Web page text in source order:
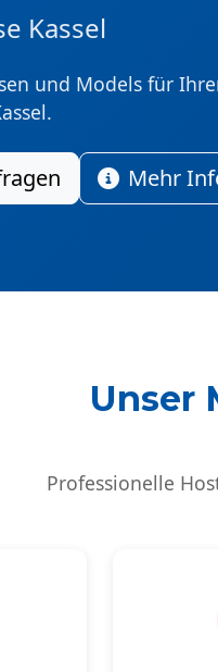
Kassel
und Models für
Mehr
Unser
Professionelle